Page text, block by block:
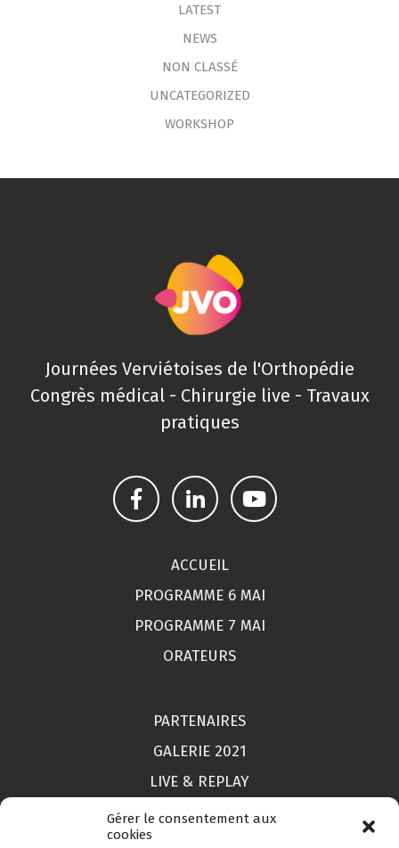
Gérer le consentement aux
cookies
LATEST
NEWS
NON CLASSÉ
UNCATEGORIZED
WORKSHOP
Journées Verviétoises de l'Orthopédie
Congrès médical - Chirurgie live - Travaux
pratiques
ACCUEIL
PROGRAMME 6 MAI
PROGRAMME 7 MAI
ORATEURS
PARTENAIRES
GALERIE 2021
LIVE & REPLAY
MON COMPTE